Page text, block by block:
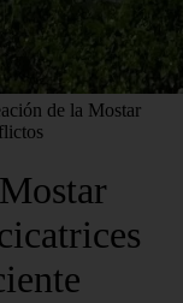
de la Mostar